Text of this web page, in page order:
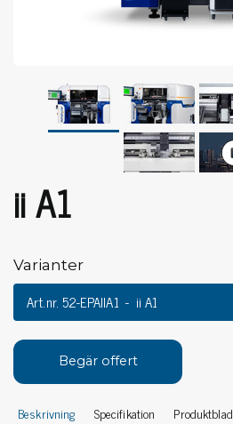
ii A1
Varianter
Art.nr. 52-EPAIIA1 ii A1
Begär offert
Beskrivning Specifikation Produktblad